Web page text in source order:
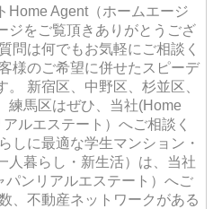
Home Agent（ホームエージ
ジをご覧頂きありがとうござ
問は何でもお気軽にご相談く
様のご希望に併せたスピーデ
新宿区、中野区、杉並区、
練馬区はぜひ、当社(Home
ルエステート）へご相談く
しに最適な学生マンション・
人暮らし・新生活）は、当社
ンリアルエステート）へご
、不動産ネットワークがある